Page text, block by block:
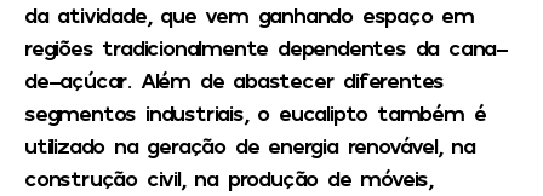
da atividade, que vem ganhando espaço em
regiões tradicionalmente dependentes da cana-
de-açúcar. Além de abastecer diferentes
segmentos industriais, o eucalipto também é
utilizado na geração de energia renovável, na
construção civil, na produção de móveis,